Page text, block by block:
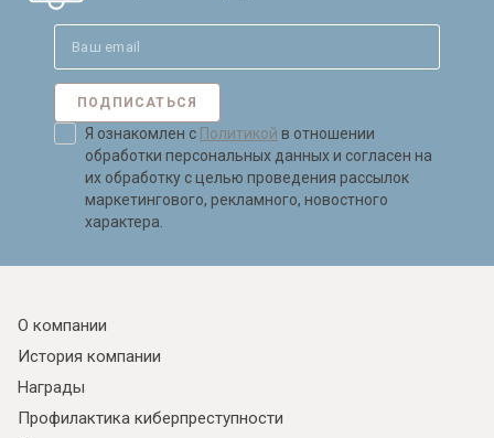
ПОДПИСАТЬСЯ
Я ознакомлен с Политикой в отношении
обработки персональных данных и согласен на
их обработку с целью проведения рассылок
маркетингового, рекламного, новостного
характера.
О компании
История компании
Награды
Профилактика киберпреступности